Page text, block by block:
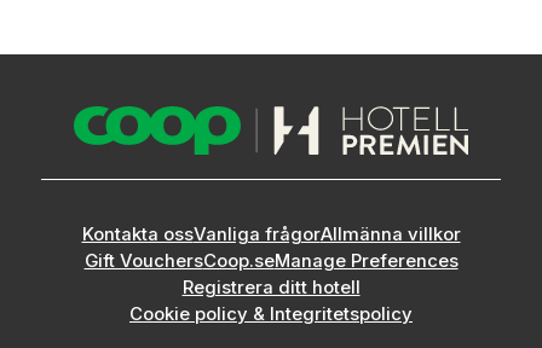
Kontakta ossVanliga frågorAllmänna villkor
Gift VouchersCoop.seManage Preferences
Registrera ditt hotell
Cookie policy & Integritetspolicy